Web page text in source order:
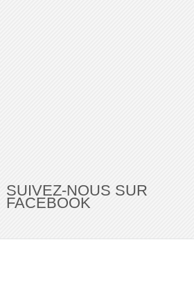
SUIVEZ-NOUS SUR
FACEBOOK